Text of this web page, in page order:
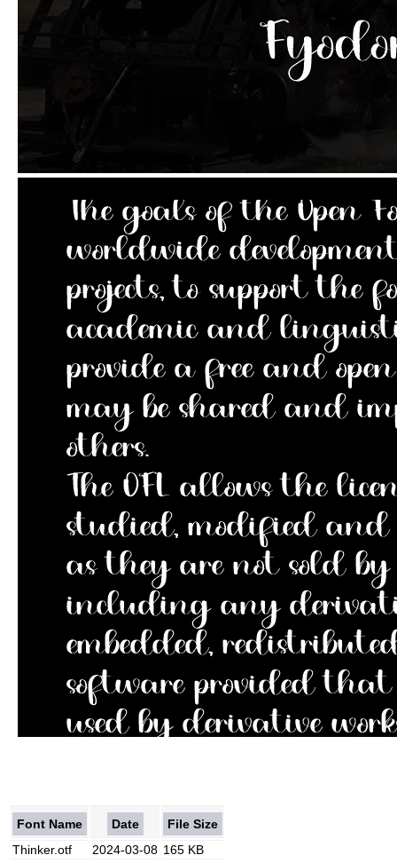
Font Name Date
File Size
Thinker.otf
2024-03-08 165 KB